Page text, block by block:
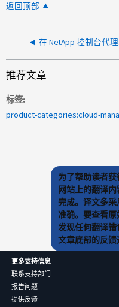
返回顶部
推荐文章
标签
product-categories:cloud-
为了帮助读者
网站上的翻译
完成。译文多
准确。要查看
发现任何翻译
文章底部的反馈
更多支持信息
联系支持部门
报告问题
提供反馈